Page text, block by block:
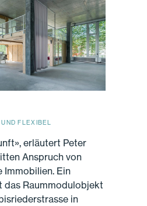
FLEXIBEL
erläutert Peter
Anspruch von
Immobilien. Ein
das Raummodulobjekt
in